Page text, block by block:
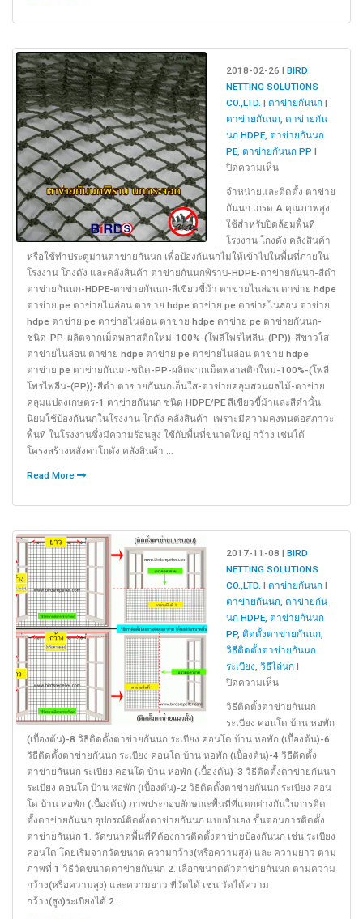
2018-02-26 | BIRD
NETTING SOLUTIONS
CO.,LTD. | ตาข่ายกันนก |
ตาข่ายกันนก, ตาข่ายกัน
นก HDPE, ตาข่ายกันนก
PE, ตาข่ายกันนก PP |
ปิดความเห็นบน
ตาข่าย
นก
กัน
คุณภาพ
จำหน่ายและติดตั้ง ตาข่าย
กันนก เกรด A คุณภาพสูง
ใช้สำหรับปิดล้อมพื้นที่
โรงงาน โกงดัง คลังสินค้า
หรือใช้ทำประตูม่านตาข่ายกันนก เพื่อป้องกันนกไม่ให้เข้าไปในพื้นที่ภายใน
โรงงาน โกงดัง และคลังสินค้า ตาข่ายกันนกพิราบ-HDPE-ตาข่ายกันนก-สีดำ
ตาข่ายกันนก-HDPE-ตาข่ายกันนก-สีเขียวขี้ม้า ตาข่ายไนล่อน ตาข่าย hdpe
ตาข่าย pe ตาข่ายไนล่อน ตาข่าย hdpe ตาข่าย pe ตาข่ายไนล่อน ตาข่าย
hdpe ตาข่าย pe ตาข่ายไนล่อน ตาข่าย hdpe ตาข่าย pe ตาข่ายกันนก-
ชนิด-PP-ผลิตจากเม็ดพลาสติกใหม่-100%-(โพลีโพรไพลีน-(PP))-สีขาวใส
ตาข่ายไนล่อน ตาข่าย hdpe ตาข่าย pe ตาข่ายไนล่อน ตาข่าย hdpe
ตาข่าย pe ตาข่ายกันนก-ชนิด-PP-ผลิตจากเม็ดพลาสติกใหม่-100%-(โพลี
โพรไพลีน-(PP))-สีดำ ตาข่ายกันนกเอ็นใส-ตาข่ายคลุมสวนผลไม้-ตาข่าย
คลุมแปลงเกษตร-1 ตาข่ายกันนก ชนิด HDPE/PE สีเขียวขี้ม้าและสีดำนั้น
นิยมใช้ป้องกันนกในโรงงาน โกดัง คลังสินค้า เพราะมีความคงทนต่อสภาวะ
พื้นที่ ในโรงงานซึ่งมีความร้อนสูง ใช้กับพื้นที่ขนาดใหญ่ กว้าง เช่นใต้
โครงสร้างหลังคาโกดัง คลังสินค้า ...
Read More
2017-11-08 | BIRD
NETTING SOLUTIONS
CO.,LTD. | ตาข่ายกันนก |
ตาข่ายกันนก, ตาข่ายกัน
นก HDPE, ตาข่ายกันนก
PP, ติดตั้งตาข่ายกันนก,
วิธีติดตั้งตาข่ายกันนก
ระเบียง, วิธีไล่นก |
ปิดความเห็นบน
ตาข่าย
วิธีติดตั้งตาข่ายกันนก
ระเบียง คอนโด บ้าน หอพัก
(เบื้องต้น)-8 วิธีติดตั้งตาข่ายกันนก ระเบียง คอนโด บ้าน หอพัก (เบื้องต้น)-6
วิธีติดตั้งตาข่ายกันนก ระเบียง คอนโด บ้าน หอพัก (เบื้องต้น)-4 วิธีติดตั้ง
ตาข่ายกันนก ระเบียง คอนโด บ้าน หอพัก (เบื้องต้น)-3 วิธีติดตั้งตาข่ายกันนก
ระเบียง คอนโด บ้าน หอพัก (เบื้องต้น)-2 วิธีติดตั้งตาข่ายกันนก ระเบียง คอน
โด บ้าน หอพัก (เบื้องต้น) ภาพประกอบลักษณะพื้นที่ที่แตกต่างกันในการติด
ตั้งตาข่ายกันนก อุปกรณ์ติดตั้งตาข่ายกันนก แบบทำเอง ขั้นตอนการติดตั้ง
ตาข่ายกันนก 1. วัดขนาดพื้นที่ที่ต้องการติดตั้งตาข่ายป้องกันนก เช่น ระเบียง
คอนโด โดยเริ่มจากวัดขนาด ความกว้าง(หรือความสูง) และ ความยาว ตาม
ภาพที่ 1 วิธีวัดขนาดตาข่ายกันนก 2. เลือกขนาดตัวตาข่ายกันนก ตามความ
กว้าง(หรือความสูง) และความยาว ที่วัดได้ เช่น วัดได้ความ
กว้าง(สูง)ระเบียงได้ 2...